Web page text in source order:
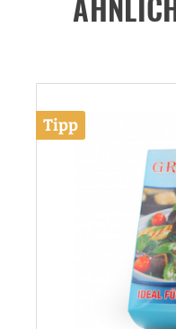
Tipp